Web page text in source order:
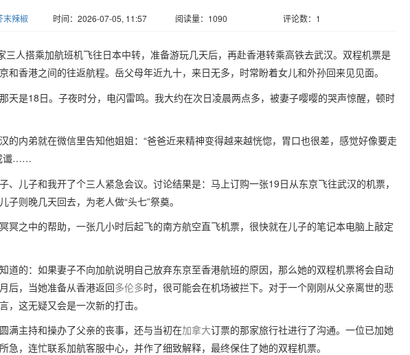
末辣椒 时间：2026-07-05, 11:57 阅读量：1090 评论数：1
三人搭乘加航班机飞往日本中转，准备游玩几天后，再赴香港转乘高铁去武汉。双程机票是
和香港之间的往返航程。岳父母年近九十，来日无多，时常盼着女儿和外孙回来见见面。
天是18日。子夜时分，电闪雷鸣。我大约在次日凌晨两点多，被妻子嘤嘤的哭声惊醒，顿时
的内弟就在微信里告知他姐姐：“爸爸近来精神变得越来越恍惚，胃口也很差，感觉好像要走
谶……
、儿子和我开了个三人紧急会议。讨论结果是：马上订购一张19日从东京飞往武汉的机票，
子则晚几天回去，为老人做“头七”祭奠。
冥之中的帮助，一张几小时后起飞的南方航空直飞机票，很快就在儿子的笔记本电脑上敲定
道的：如果妻子不向加航说明自己放弃东京至香港航班的原因，那么她的双程机票将会自动
后，当她准备从香港返回多伦多时，很可能会在机场被拦下。对于一个刚刚从父亲离世的悲
，这无疑又会是一次新的打击。
满主持和操办了父亲的丧事，还与当初在加拿大订票的那家旅行社进行了沟通。一位已加她
急，连忙联系加航客服中心，并作了细致解释，最终保住了她的双程机票。